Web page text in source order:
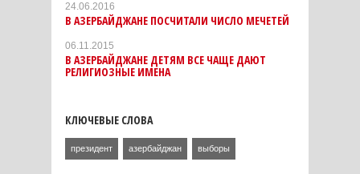
24.06.2016
В АЗЕРБАЙДЖАНЕ ПОСЧИТАЛИ ЧИСЛО МЕЧЕТЕЙ
06.11.2015
В АЗЕРБАЙДЖАНЕ ДЕТЯМ ВСЕ ЧАЩЕ ДАЮТ
РЕЛИГИОЗНЫЕ ИМЕНА
КЛЮЧЕВЫЕ СЛОВА
президент азербайджан выборы